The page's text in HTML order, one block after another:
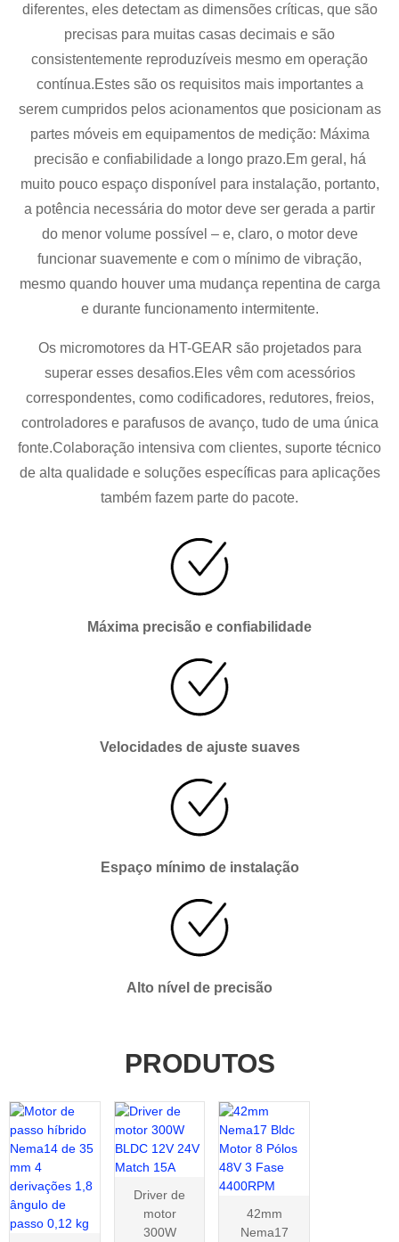
diferentes, eles detectam as dimensões críticas, que são
precisas para muitas casas decimais e são
consistentemente reproduzíveis mesmo em operação
contínua.Estes são os requisitos mais importantes a
serem cumpridos pelos acionamentos que posicionam as
partes móveis em equipamentos de medição: Máxima
precisão e confiabilidade a longo prazo.Em geral, há
muito pouco espaço disponível para instalação, portanto,
a potência necessária do motor deve ser gerada a partir
do menor volume possível – e, claro, o motor deve
funcionar suavemente e com o mínimo de vibração,
mesmo quando houver uma mudança repentina de carga
e durante funcionamento intermitente.
Os micromotores da HT-GEAR são projetados para
superar esses desafios.Eles vêm com acessórios
correspondentes, como codificadores, redutores, freios,
controladores e parafusos de avanço, tudo de uma única
fonte.Colaboração intensiva com clientes, suporte técnico
de alta qualidade e soluções específicas para aplicações
também fazem parte do pacote.
Máxima precisão e confiabilidade
Velocidades de ajuste suaves
Espaço mínimo de instalação
Alto nível de precisão
PRODUTOS
Driver de
motor
300W
42mm
Nema17